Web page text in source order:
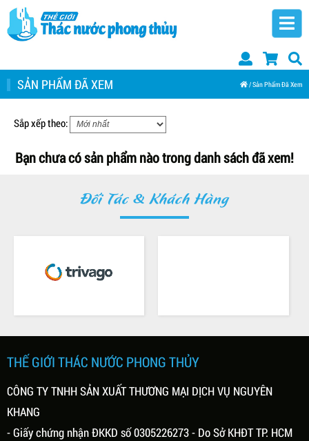
SẢN PHẨM ĐÃ XEM / Sản Phẩm Đã Xem
Sắp xếp theo:
Bạn chưa có sản phẩm nào trong danh sách đã xem!
Đối Tác & Khách Hàng
THẾ GIỚI THÁC NƯỚC PHONG THỦY
CÔNG TY TNHH SẢN XUẤT THƯƠNG MẠI DỊCH VỤ NGUYÊN
KHANG
- Giấy chứng nhận ĐKKD số 0305226273 - Do Sở KHĐT TP. HCM